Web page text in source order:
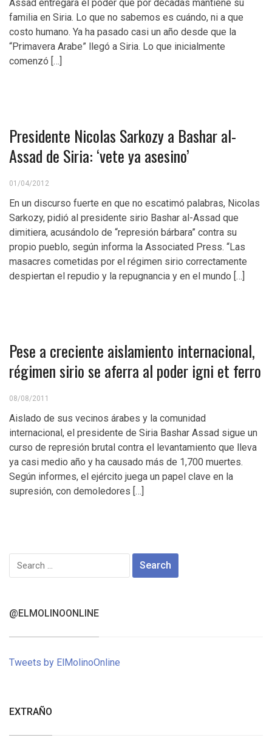
Assad entregará el poder que por décadas mantiene su
familia en Siria. Lo que no sabemos es cuándo, ni a que
costo humano. Ya ha pasado casi un año desde que la
“Primavera Arabe” llegó a Siria. Lo que inicialmente
comenzó […]
Presidente Nicolas Sarkozy a Bashar al-
Assad de Siria: ‘vete ya asesino’
01/04/2012
En un discurso fuerte en que no escatimó palabras, Nicolas
Sarkozy, pidió al presidente sirio Bashar al-Assad que
dimitiera, acusándolo de “represión bárbara” contra su
propio pueblo, según informa la Associated Press. “Las
masacres cometidas por el régimen sirio correctamente
despiertan el repudio y la repugnancia y en el mundo […]
Pese a creciente aislamiento internacional,
régimen sirio se aferra al poder igni et ferro
08/08/2011
Aislado de sus vecinos árabes y la comunidad
internacional, el presidente de Siria Bashar Assad sigue un
curso de represión brutal contra el levantamiento que lleva
ya casi medio año y ha causado más de 1,700 muertes.
Según informes, el ejército juega un papel clave en la
supresión, con demoledores […]
Search
@ELMOLINOONLINE
Tweets by ElMolinoOnline
EXTRAÑO